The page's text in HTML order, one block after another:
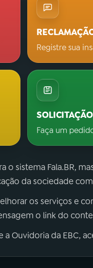
Registre sua
SOLICITAÇÃO
Faça um
o sistema Fala.BR,
da sociedade
os serviços e
o link do
a Ouvidoria da EBC,